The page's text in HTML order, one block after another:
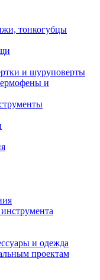
тонкогубцы
и шуруповерты
и
и одежда
проектам